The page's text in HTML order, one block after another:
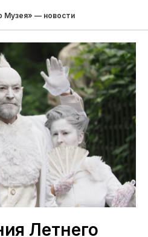
Музея» — новости
Летнего